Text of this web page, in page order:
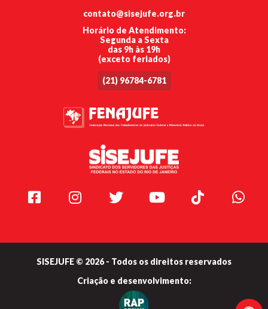
contato@sisejufe.org.br
Horário de Atendimento:
Segunda a Sexta
das 9h às 19h
(exceto feriados)
(21) 96784-6781
Facebook Instagram Twitter Youtube TikTok
SISEJUFE © 2026 - Todos os direitos reservados
Criação e desenvolvimento: